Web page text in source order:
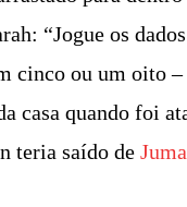
“Jogue os
cinco ou um oito –
casa quando foi
teria saído de